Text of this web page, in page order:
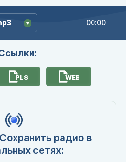
00:00
PLS WEB
радио в
сетях: